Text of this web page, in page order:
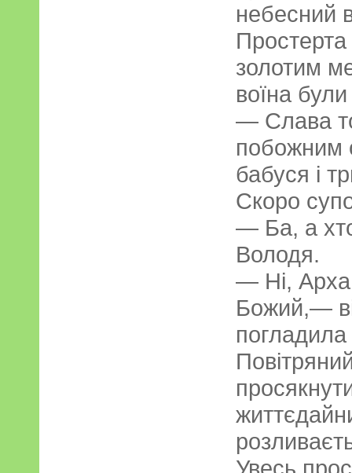
небесний
золотим
воїна
— Слава
побожним
бабуся і
Скоро
— Ба, а
Володя.
— Ні,
Божий,—
погладила